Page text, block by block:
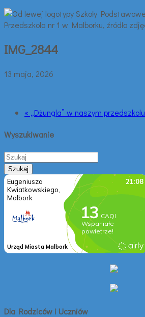
IMG_2844
13 maja, 2026
« „Dżungla” w naszym przedszkolu
Wyszukiwanie
Dla Rodziców i Uczniów